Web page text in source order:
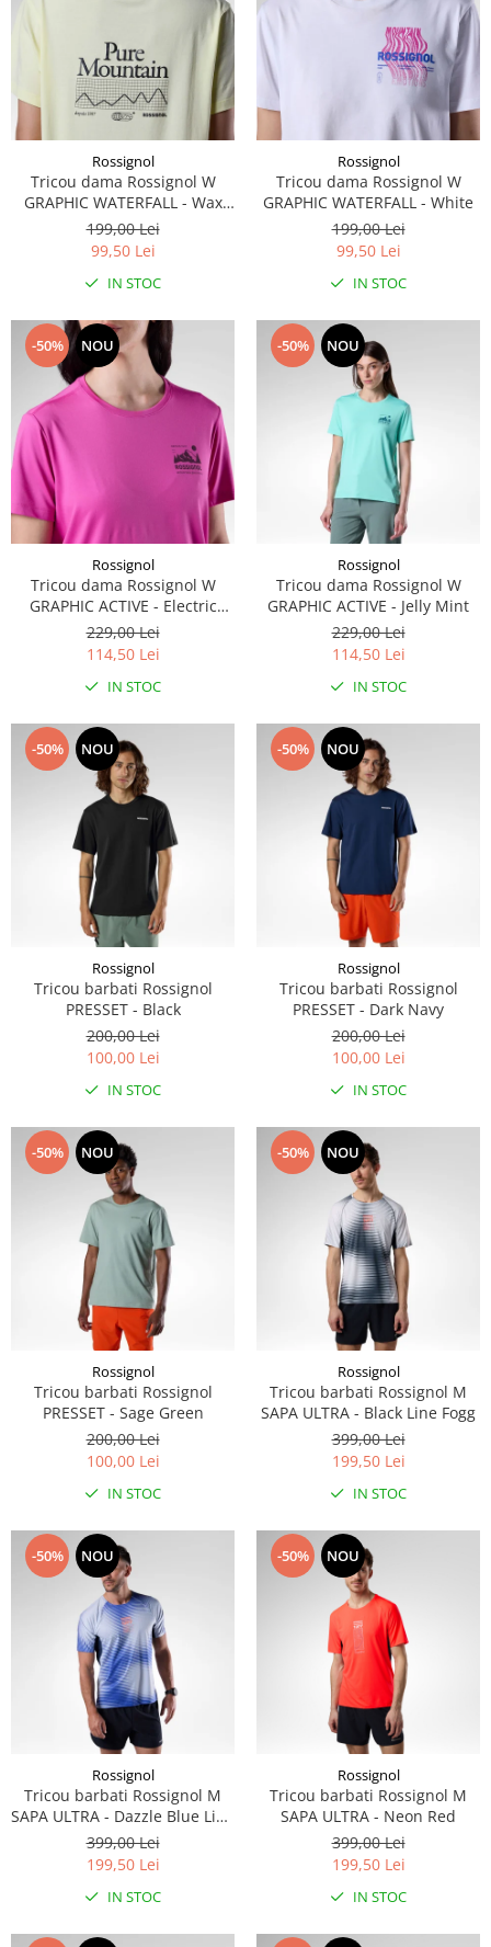
Rossignol
Tricou dama Rossignol W
GRAPHIC WATERFALL - Wax
Yellow
199,00 Lei
99,50 Lei
IN STOC
Rossignol
Tricou dama Rossignol W
GRAPHIC WATERFALL - White
199,00 Lei
99,50 Lei
IN STOC
-50% NOU
Rossignol
Tricou dama Rossignol W
GRAPHIC ACTIVE - Electric
Fuchsia
229,00 Lei
114,50 Lei
IN STOC
-50% NOU
Rossignol
Tricou dama Rossignol W
GRAPHIC ACTIVE - Jelly Mint
229,00 Lei
114,50 Lei
IN STOC
-50% NOU
Rossignol
Tricou barbati Rossignol
PRESSET - Black
200,00 Lei
100,00 Lei
IN STOC
-50% NOU
Rossignol
Tricou barbati Rossignol
PRESSET - Dark Navy
200,00 Lei
100,00 Lei
IN STOC
-50% NOU
Rossignol
Tricou barbati Rossignol
PRESSET - Sage Green
200,00 Lei
100,00 Lei
IN STOC
-50% NOU
Rossignol
Tricou barbati Rossignol M
SAPA ULTRA - Black Line Fogg
399,00 Lei
199,50 Lei
IN STOC
-50% NOU
Rossignol
Tricou barbati Rossignol M
SAPA ULTRA - Dazzle Blue Line
Fogg
399,00 Lei
199,50 Lei
IN STOC
-50% NOU
Rossignol
Tricou barbati Rossignol M
SAPA ULTRA - Neon Red
399,00 Lei
199,50 Lei
IN STOC